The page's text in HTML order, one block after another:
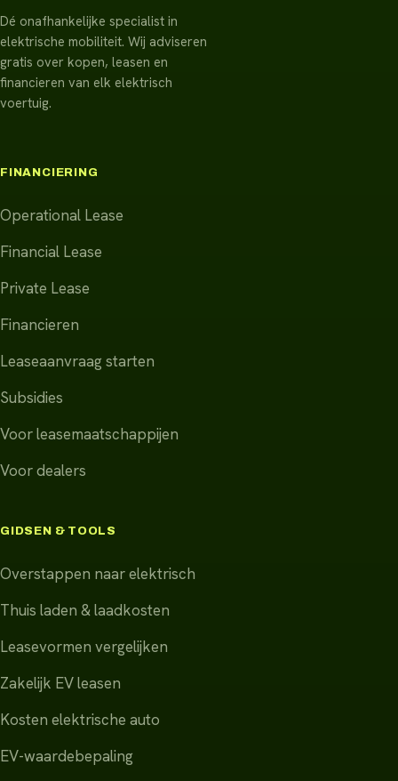
Dé onafhankelijke specialist in
elektrische mobiliteit. Wij adviseren
gratis over kopen, leasen en
financieren van elk elektrisch
voertuig.
FINANCIERING
Operational Lease
Financial Lease
Private Lease
Financieren
Leaseaanvraag starten
Subsidies
Voor leasemaatschappijen
Voor dealers
GIDSEN & TOOLS
Overstappen naar elektrisch
Thuis laden & laadkosten
Leasevormen vergelijken
Zakelijk EV leasen
Kosten elektrische auto
EV-waardebepaling